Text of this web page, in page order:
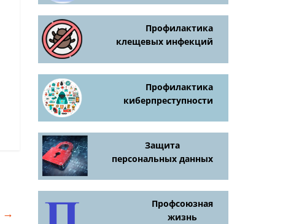
→
Профилактика
клещевых инфекций
Профилактика
киберпреступности
Защита
персональных данных
Профсоюзная
жизнь